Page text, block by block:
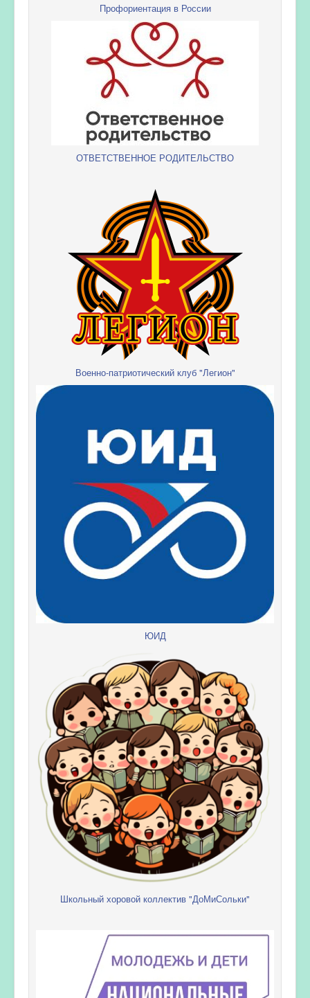
Профориентация в России
ОТВЕТСТВЕННОЕ РОДИТЕЛЬСТВО
Военно-патриотический клуб "Легион"
ЮИД
Школьный хоровой коллектив "ДоМиСольки"